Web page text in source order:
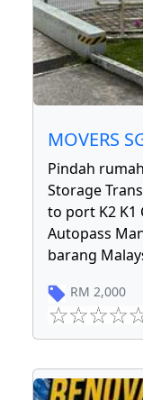
MOVERS
Pindah
Storage
to port K2 K1
Autopass
barang
RM 2,000